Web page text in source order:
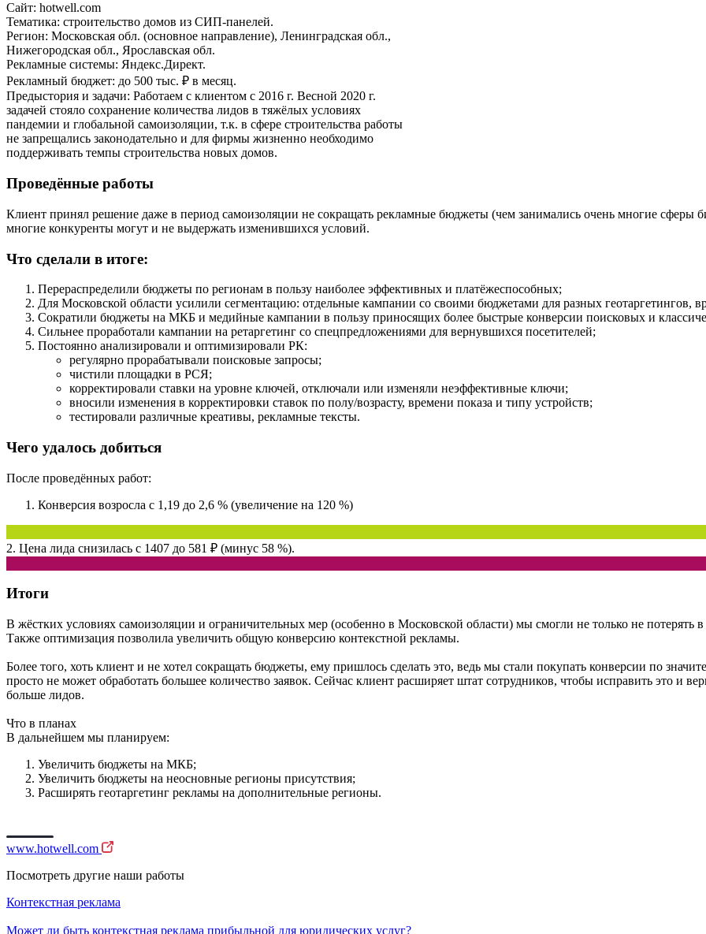
Сайт: hotwell.com
Тематика: строительство домов из СИП-панелей.
Регион: Московская обл. (основное направление), Ленинградская обл.,
Нижегородская обл., Ярославская обл.
Рекламные системы: Яндекс.Директ.
Рекламный бюджет: до 500 тыс. ₽ в месяц.
Предыстория и задачи: Работаем с клиентом с 2016 г. Весной 2020 г.
задачей стояло сохранение количества лидов в тяжёлых условиях
пандемии и глобальной самоизоляции, т.к. в сфере строительства работы
не запрещались законодательно и для фирмы жизненно необходимо
поддерживать темпы строительства новых домов.
Проведённые работы
Клиент принял решение даже в период самоизоляции не сокращать рекламные бюджеты (чем занимались очень многие сферы
многие конкуренты могут и не выдержать изменившихся условий.
Что сделали в итоге:
Перераспределили бюджеты по регионам в пользу наиболее эффективных и платёжеспособных;
Для Московской области усилили сегментацию: отдельные кампании со своими бюджетами для разных геотаргетингов,
Сократили бюджеты на МКБ и медийные кампании в пользу приносящих более быстрые конверсии поисковых и
Сильнее проработали кампании на ретаргетинг со спецпредложениями для вернувшихся посетителей;
Постоянно анализировали и оптимизировали РК:
регулярно прорабатывали поисковые запросы;
чистили площадки в РСЯ;
корректировали ставки на уровне ключей, отключали или изменяли неэффективные ключи;
вносили изменения в корректировки ставок по полу/возрасту, времени показа и типу устройств;
тестировали различные креативы, рекламные тексты.
Чего удалось добиться
После проведённых работ:
Конверсия возросла с 1,19 до 2,6 % (увеличение на 120 %)
2. Цена лида снизилась с 1407 до 581 ₽ (минус 58 %).
Итоги
В жёстких условиях самоизоляции и ограничительных мер (особенно в Московской области) мы смогли не только не потерять
Также оптимизация позволила увеличить общую конверсию контекстной рекламы.
Более того, хоть клиент и не хотел сокращать бюджеты, ему пришлось сделать это, ведь мы стали покупать конверсии по
просто не может обработать большее количество заявок. Сейчас клиент расширяет штат сотрудников, чтобы исправить это и
больше лидов.
Что в планах
В дальнейшем мы планируем:
Увеличить бюджеты на МКБ;
Увеличить бюджеты на неосновные регионы присутствия;
Расширять геотаргетинг рекламы на дополнительные регионы.
www.hotwell.com
Посмотреть другие наши работы
Контекстная реклама
Может ли быть контекстная реклама прибыльной для юридических услуг?